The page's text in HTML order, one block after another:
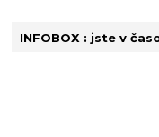
INFOBOX : jste v